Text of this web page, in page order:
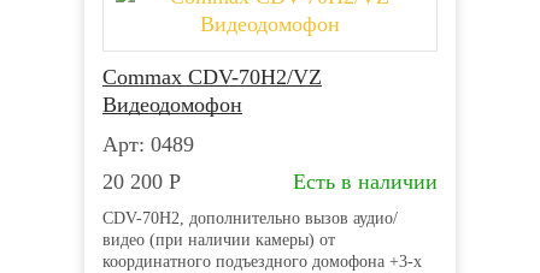
Commax CDV-70H2/VZ
Видеодомофон
Арт: 0489
20 200 Р Есть в наличии
CDV-70H2, дополнительно вызов аудио/
видео (при наличии камеры) от
координатного подъездного домофона +3-х